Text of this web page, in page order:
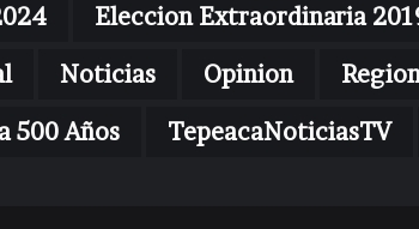
Eleccion Extraordinaria
Noticias Opinion
500 Años TepeacaNoticiasTV